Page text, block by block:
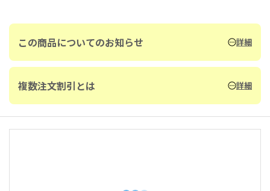
この商品についてのお知らせ 詳細
複数注文割引とは 詳細